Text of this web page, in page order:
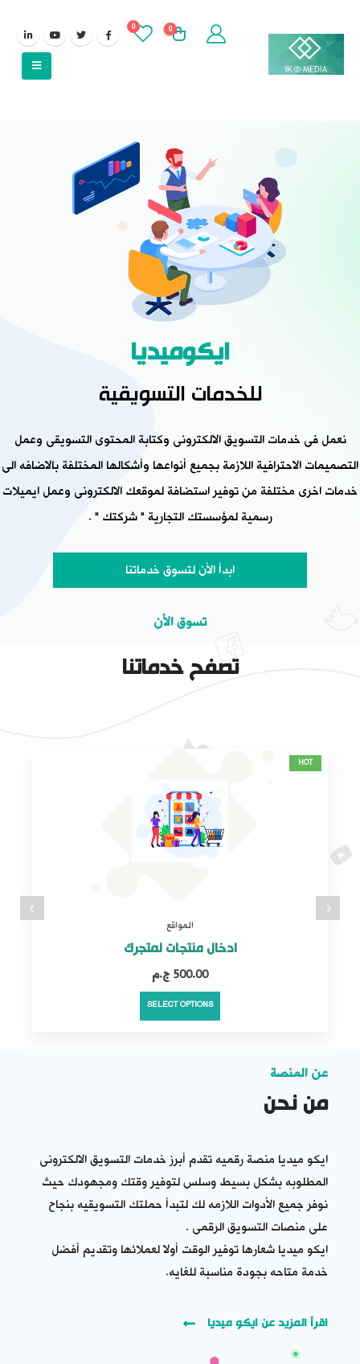
0
0
ايكوميديا
للخدمات التسويقية
نعمل فى خدمات التسويق الالكترونى وكتابة المحتوى التسويقى وعمل
التصميمات الاحترافية اللازمة بجميع أنواعها وأشكالها المختلفة بالاضافه الى
خدمات اخرى مختلفة من توفير استضافة لموقعك الالكترونى وعمل ايميلات
رسمية لمؤسستك التجارية " شركتك " .
ابدأ الأن لتسوق خدماتنا
تسوق الأن
تصفح خدماتنا
HOT
المواقع
ادخال منتجات لمتجرك
500.00
SELECT OPTIONS
عن المنصة
من نحن
ايكو ميديا منصة رقميه تقدم أبرز خدمات التسويق الالكترونى
المطلوبه بشكل بسيط وسلس لتوفير وقتك ومجهودك حيث
نوفر جميع الأدوات اللازمه لك لتبدأ حملتك التسويقيه بنجاح
على منصات التسويق الرقمى .
ايكو ميديا شعارها توفير الوقت أولا لعملائها وتقديم أفضل
خدمة متاحه بجودة مناسبة للغايه.
اقرأ المزيد عن ايكو ميديا